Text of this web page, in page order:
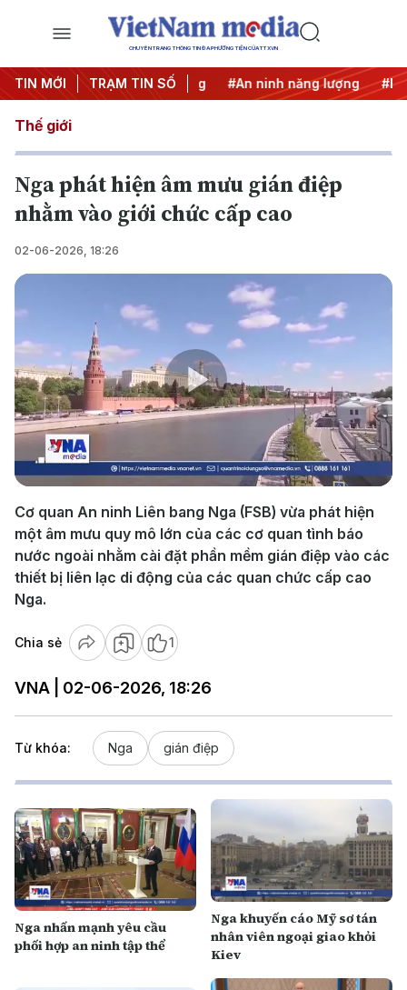
CHUYÊN TRANG THÔNG TIN ĐA PHƯƠNG TIỆN CỦA TTXVN
TIN MỚI TRẠM TIN SỐ
#Căng thẳng Trung Đông #An ninh năng lượng #Bảo
Thế giới
Nga phát hiện âm mưu gián điệp
nhằm vào giới chức cấp cao
02-06-2026, 18:26
Play
Video
Cơ quan An ninh Liên bang Nga (FSB) vừa phát hiện
một âm mưu quy mô lớn của các cơ quan tình báo
nước ngoài nhằm cài đặt phần mềm gián điệp vào các
thiết bị liên lạc di động của các quan chức cấp cao
Nga.
Chia sẻ 1
VNA | 02-06-2026, 18:26
Từ khóa: Nga gián điệp
Nga nhấn mạnh yêu cầu
phối hợp an ninh tập thể
Nga khuyến cáo Mỹ sơ tán
nhân viên ngoại giao khỏi
Kiev